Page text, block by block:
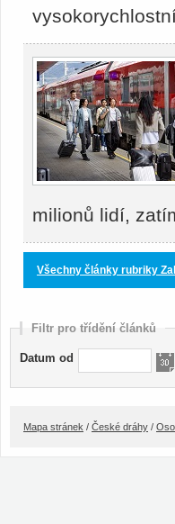
milionů lidí,
Všechny články rubriky
Filtr pro třídění článků
Datum od
Mapa stránek / České dráhy /